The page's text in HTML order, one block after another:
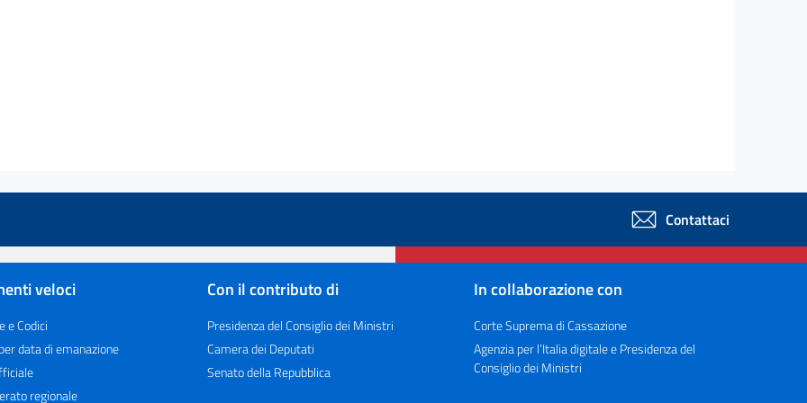
Contattaci
veloci
e Codici
data di emanazione
regionale
Con il contributo di
Presidenza del Consiglio dei Ministri
Camera dei Deputati
Senato della Repubblica
In collaborazione con
Corte Suprema di Cassazione
Agenzia per l’Italia digitale e Presidenza del
Consiglio dei Ministri